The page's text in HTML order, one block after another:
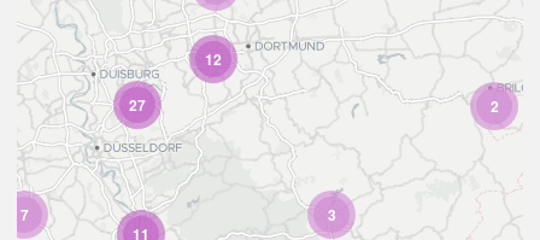
2
3
27
12
7
11